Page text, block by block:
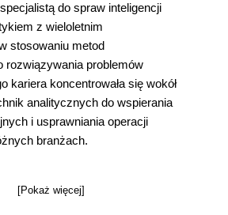
do spraw inteligencji
z wieloletnim
stosowaniu metod
rozwiązywania problemów
kariera koncentrowała się wokół
analitycznych do wspierania
i usprawniania operacji
branżach.
[Pokaż więcej]